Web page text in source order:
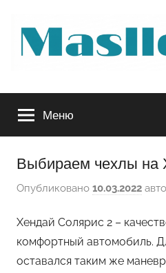
содержимому
Руководство
по
обслуживанию
вашего
авто
Меню
Выбираем чехлы на
Опубликовано 10.03.2022
Хендай Солярис 2 –
комфортный автомобиль.
оставался таким же